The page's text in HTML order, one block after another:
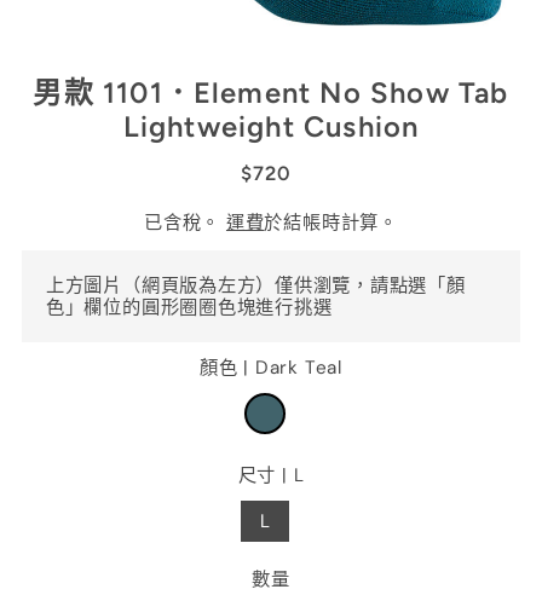
男款 1101．Element No Show Tab
Lightweight Cushion
$720
已含稅。 運費於結帳時計算。
上方圖片（網頁版為左方）僅供瀏覽，請點選「顏
色」欄位的圓形圈圈色塊進行挑選
顏色 | Dark Teal
尺寸 | L
L
數量